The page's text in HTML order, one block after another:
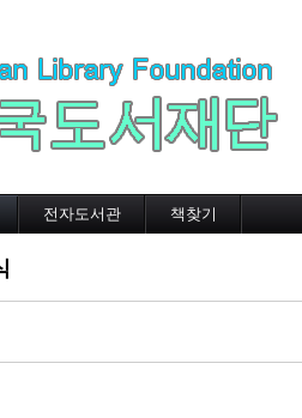
전자도서관 책찾기